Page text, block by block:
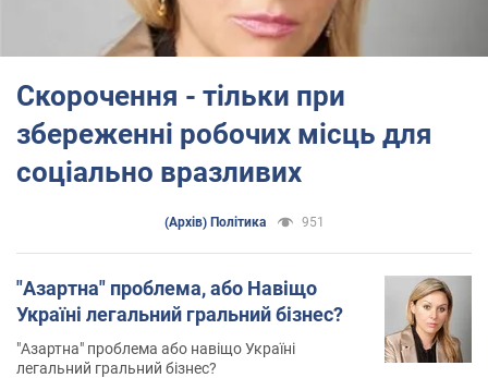
Скорочення - тільки при
збереженні робочих місць для
соціально вразливих
(Архів) Політика 951
"Азартна" проблема, або Навіщо
Україні легальний гральний бізнес?
"Азартна" проблема або навіщо Україні
легальний гральний бізнес?